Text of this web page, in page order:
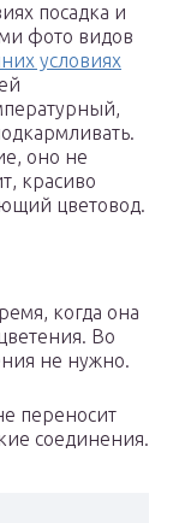
посадка и
фото видов
условиях
оно не
красиво
цветовод.
когда она
Во
не нужно.
переносит
соединения.